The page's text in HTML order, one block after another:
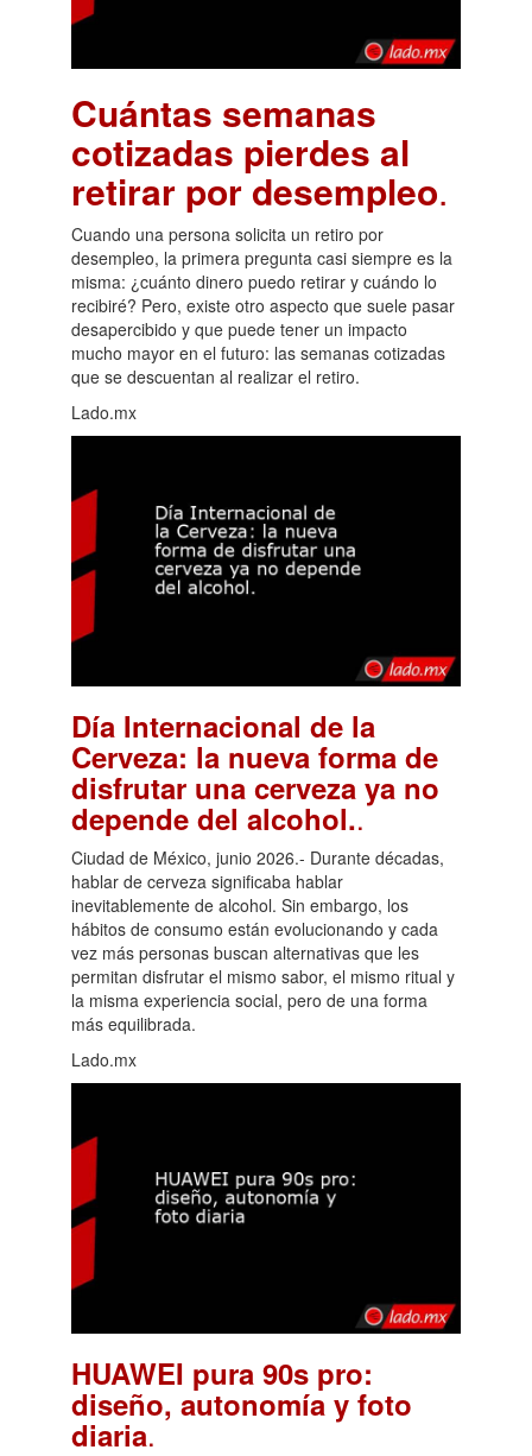
Cuántas semanas
cotizadas pierdes al
retirar por desempleo.
Cuando una persona solicita un retiro por
desempleo, la primera pregunta casi siempre es la
misma: ¿cuánto dinero puedo retirar y cuándo lo
recibiré? Pero, existe otro aspecto que suele pasar
desapercibido y que puede tener un impacto
mucho mayor en el futuro: las semanas cotizadas
que se descuentan al realizar el retiro.
Lado.mx
Día Internacional de la
Cerveza: la nueva forma de
disfrutar una cerveza ya no
depende del alcohol..
Ciudad de México, junio 2026.- Durante décadas,
hablar de cerveza significaba hablar
inevitablemente de alcohol. Sin embargo, los
hábitos de consumo están evolucionando y cada
vez más personas buscan alternativas que les
permitan disfrutar el mismo sabor, el mismo ritual y
la misma experiencia social, pero de una forma
más equilibrada.
Lado.mx
HUAWEI pura 90s pro:
diseño, autonomía y foto
diaria.